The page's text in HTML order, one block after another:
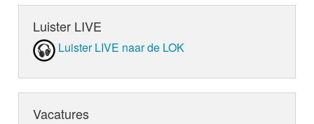
Luister LIVE
Luister LIVE naar de LOK
Vacatures